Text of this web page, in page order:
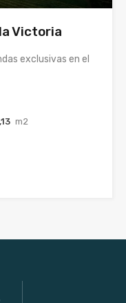
Victoria
exclusivas en el
m2